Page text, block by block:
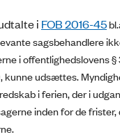
i FOB 2016-45
sagsbehandlere
i offentlighedslovens §
kunne udsættes.
i ferien, der i
inden for de